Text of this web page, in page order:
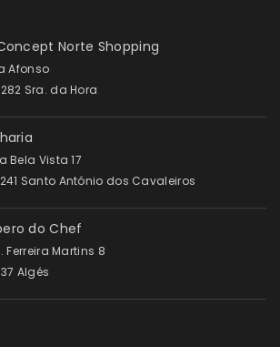
Norte Shopping
Afonso
Sra. da Hora
Bela Vista 17
Santo António dos Cavaleiros
do Chef
Ferreira Martins 8
Algés